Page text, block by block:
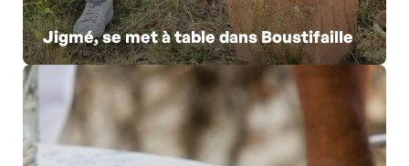
Jigmé, se met à table dans Boustifaille